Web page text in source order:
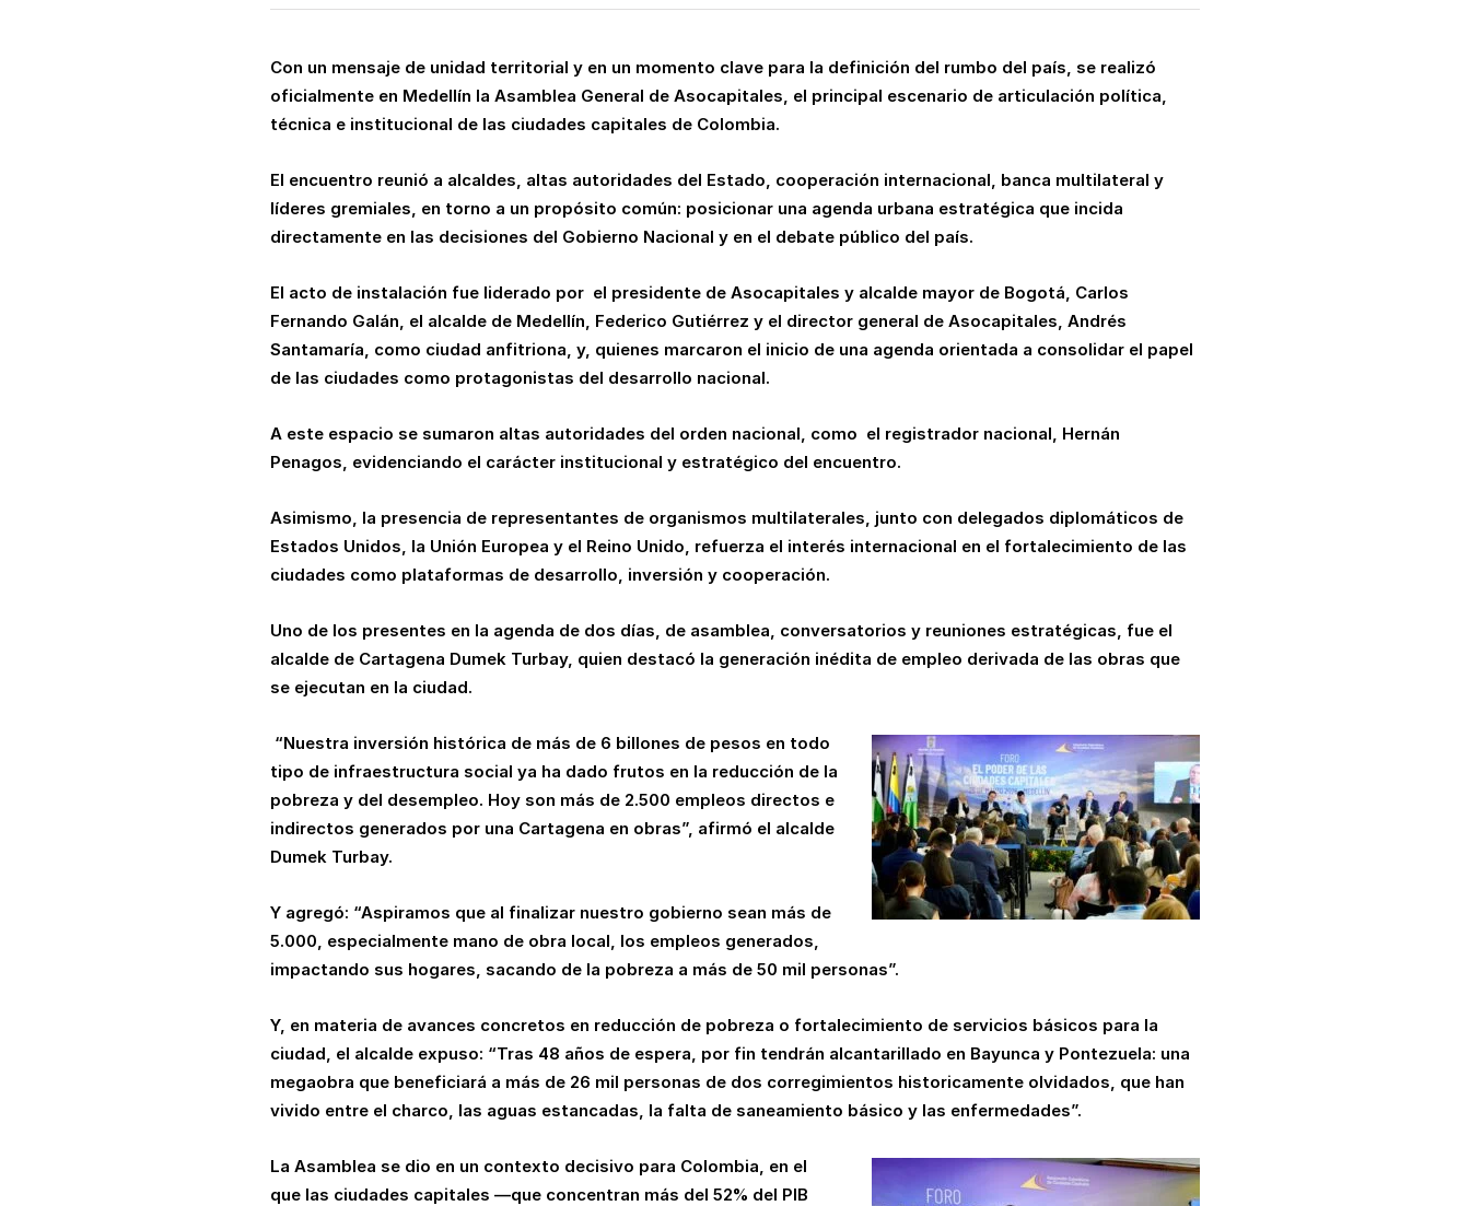
Con un mensaje de unidad territorial y en un momento clave para la definición del rumbo del país, se realizó
oficialmente en Medellín la Asamblea General de Asocapitales, el principal escenario de articulación política,
técnica e institucional de las ciudades capitales de Colombia.
El encuentro reunió a alcaldes, altas autoridades del Estado, cooperación internacional, banca multilateral y
líderes gremiales, en torno a un propósito común: posicionar una agenda urbana estratégica que incida
directamente en las decisiones del Gobierno Nacional y en el debate público del país.
El acto de instalación fue liderado por el presidente de Asocapitales y alcalde mayor de Bogotá, Carlos
Fernando Galán, el alcalde de Medellín, Federico Gutiérrez y el director general de Asocapitales, Andrés
Santamaría, como ciudad anfitriona, y, quienes marcaron el inicio de una agenda orientada a consolidar el papel
de las ciudades como protagonistas del desarrollo nacional.
A este espacio se sumaron altas autoridades del orden nacional, como el registrador nacional, Hernán
Penagos, evidenciando el carácter institucional y estratégico del encuentro.
Asimismo, la presencia de representantes de organismos multilaterales, junto con delegados diplomáticos de
Estados Unidos, la Unión Europea y el Reino Unido, refuerza el interés internacional en el fortalecimiento de las
ciudades como plataformas de desarrollo, inversión y cooperación.
Uno de los presentes en la agenda de dos días, de asamblea, conversatorios y reuniones estratégicas, fue el
alcalde de Cartagena Dumek Turbay, quien destacó la generación inédita de empleo derivada de las obras que
se ejecutan en la ciudad.
“Nuestra inversión histórica de más de 6 billones de pesos en todo
tipo de infraestructura social ya ha dado frutos en la reducción de la
pobreza y del desempleo. Hoy son más de 2.500 empleos directos e
indirectos generados por una Cartagena en obras”, afirmó el alcalde
Dumek Turbay.
Y agregó: “Aspiramos que al finalizar nuestro gobierno sean más de
5.000, especialmente mano de obra local, los empleos generados,
impactando sus hogares, sacando de la pobreza a más de 50 mil personas”.
Y, en materia de avances concretos en reducción de pobreza o fortalecimiento de servicios básicos para la
ciudad, el alcalde expuso: “Tras 48 años de espera, por fin tendrán alcantarillado en Bayunca y Pontezuela: una
megaobra que beneficiará a más de 26 mil personas de dos corregimientos historicamente olvidados, que han
vivido entre el charco, las aguas estancadas, la falta de saneamiento básico y las enfermedades”.
La Asamblea se dio en un contexto decisivo para Colombia, en el
que las ciudades capitales —que concentran más del 52% del PIB